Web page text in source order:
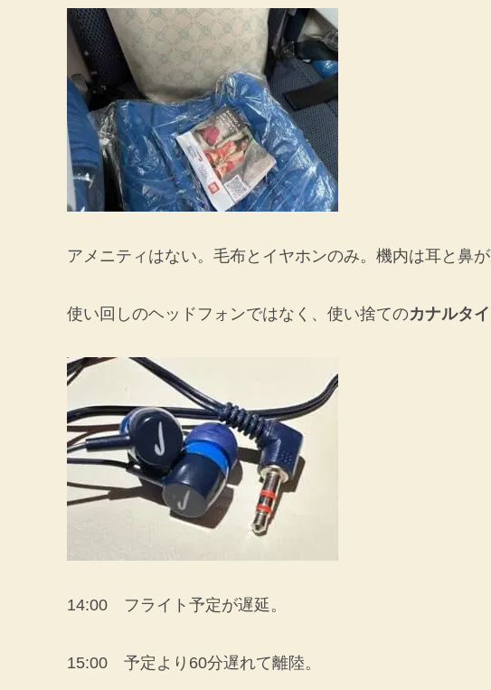
アメニティはない。毛布とイヤホンのみ。機内は耳と鼻
使い回しのヘッドフォンではなく、使い捨てのカナルタ
14:00 フライト予定が遅延。
15:00 予定より60分遅れて離陸。